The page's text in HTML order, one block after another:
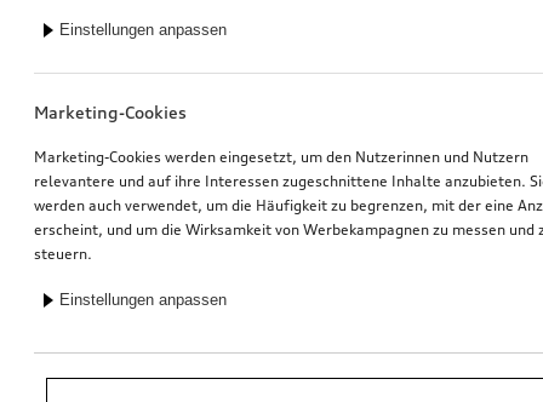
*Unverbindliche Preisempfehlung der Importeurin AMAG Import AG. Inkl.
gesetzlicher MwSt. Preise beim Audi Partner können abweichen; weitere
Einstellungen anpassen
Marketing-Cookies
Marketing-Cookies werden eingesetzt, um den Nutzerinnen und Nutzern
relevantere und auf ihre Interessen zugeschnittene Inhalte anzubieten.
werden auch verwendet, um die Häufigkeit zu begrenzen, mit der eine
erscheint, und um die Wirksamkeit von Werbekampagnen zu messen und
steuern.
Einstellungen anpassen